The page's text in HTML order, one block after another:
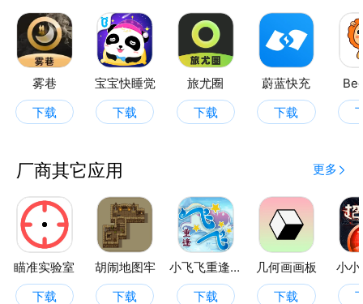
雾巷
下载
宝宝快睡觉
下载
旅尤圈
下载
蔚蓝快充
下载
厂商其它应用 更多
瞄准实验室
下载
胡闹地图牢
下载
小飞飞重逢魔乐园
下载
几何画画板
下载
小